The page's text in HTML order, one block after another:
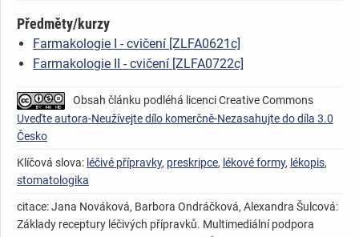
Předměty/kurzy
Farmakologie I - cvičení [ZLFA0621c]
Farmakologie II - cvičení [ZLFA0722c]
Obsah článku podléhá licenci Creative Commons
Uveďte autora-Neužívejte dílo komerčně-Nezasahujte do díla 3.0
Česko
Klíčová slova: léčivé přípravky, preskripce, lékové formy, lékopis,
stomatologika
citace: Jana Nováková, Barbora Ondráčková, Alexandra Šulcová:
Základy receptury léčivých přípravků. Multimediální podpora